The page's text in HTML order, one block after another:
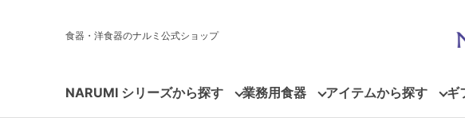
食器・洋食器のナルミ公式ショップ
NARUMI シリーズから探す 業務用食器 アイテムから探す ギ